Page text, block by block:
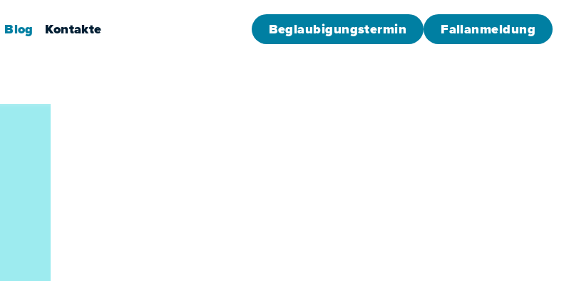
Blog Kontakte Beglaubigungstermin Fallanmeldung